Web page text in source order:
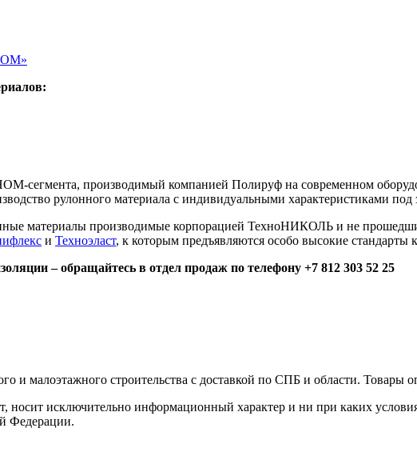
сегмента, производимый компанией Полируф на современном
рулонного материала с индивидуальными характеристиками под
материалы производимые корпорацией ТехноНИКОЛЬ и не
и Техноэласт, к которым предъявляются особо высокие стандарты
– обращайтесь в отдел продаж по телефону +7 812 303 52 25
и малоэтажного строительства с доставкой по СПБ и области. Товары
исключительно информационный характер и ни при каких
Федерации.